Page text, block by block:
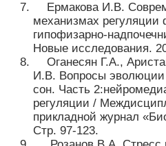
Ермакова И.В.
механизмах регуляции
гипофизарно-
Новые исследования.
Оганесян Г.А.,
И.В. Вопросы эволюции
сон. Часть
регуляции /
прикладной журнал
Стр. 97-123.